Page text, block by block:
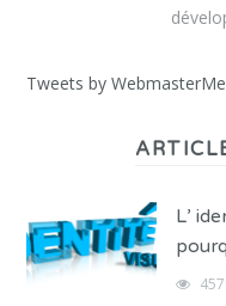
Tweets by
L’